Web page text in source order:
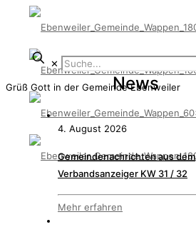
✕
Grüß Gott in der Gemeinde Ebenweiler
News
4. August 2026
Gemeindenachrichten aus dem
Verbandsanzeiger KW 31 / 32
Mehr erfahren